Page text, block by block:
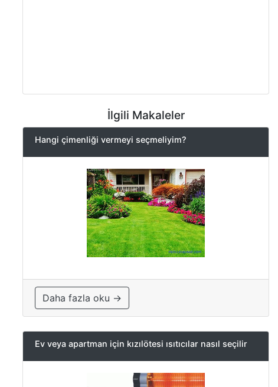
İlgili Makaleler
Hangi çimenliği vermeyi seçmeliyim?
Daha fazla oku →
Ev veya apartman için kızılötesi ısıtıcılar nasıl seçilir